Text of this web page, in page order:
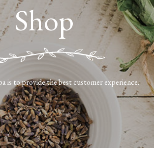
Shop
is to provide the best customer experience.